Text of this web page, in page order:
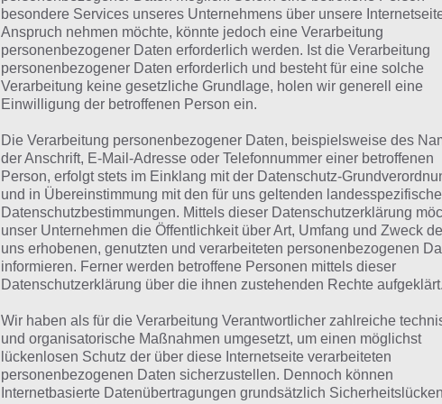
Bei dieser Lösung handelt es sich um das tägliche Bonus
wir noch die Links beispielsweise zum täglichen Rätsel und
Tägliches Rätsel:Zur Lösung vom 12.5.2020
Rätsel aus dem Jahr 2019:Schau mal, was vor einem Jahr,
gesucht war
Zur Übersicht:4 Bilder 1 Wort Lösungen zu Jamaika im Mai
besondere Services unseres Unternehmens über unsere
Anspruch nehmen möchte, könnte jedoch eine Verarbeitung
personenbezogener Daten erforderlich werden. Ist die Verarbeitung
personenbezogener Daten erforderlich und besteht für eine solche
Verarbeitung keine gesetzliche Grundlage, holen wir generell eine
Einwilligung der betroffenen Person ein.
Die Verarbeitung personenbezogener Daten, beispielsweise des
der Anschrift, E-Mail-Adresse oder Telefonnummer einer betroffenen
Person, erfolgt stets im Einklang mit der Datenschutz-
und in Übereinstimmung mit den für uns geltenden
Datenschutzbestimmungen. Mittels dieser Datenschutzerklärung
unser Unternehmen die Öffentlichkeit über Art, Umfang und Zweck
uns erhobenen, genutzten und verarbeiteten personenbezogenen
informieren. Ferner werden betroffene Personen mittels dieser
Datenschutzerklärung über die ihnen zustehenden Rechte aufgeklärt.
Wir haben als für die Verarbeitung Verantwortlicher zahlreiche
und organisatorische Maßnahmen umgesetzt, um einen möglichst
lückenlosen Schutz der über diese Internetseite verarbeiteten
personenbezogenen Daten sicherzustellen. Dennoch können
Internetbasierte Datenübertragungen grundsätzlich Sicherheitslücken